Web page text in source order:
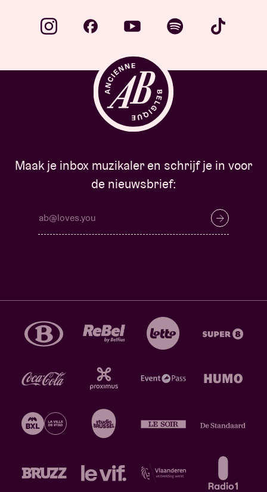
Maak je inbox muzikaler en schrijf je in voor
de nieuwsbrief: